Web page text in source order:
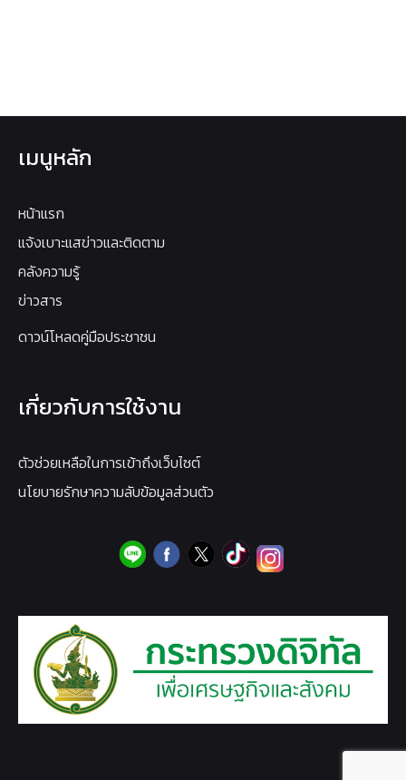
เมนูหลัก
หน้าแรก
แจ้งเบาะแสข่าวและติดตาม
คลังความรู้
ข่าวสาร
ดาวน์โหลดคู่มือประชาชน
เกี่ยวกับการใช้งาน
ตัวช่วยเหลือในการเข้าถึงเว็บไซต์
นโยบายรักษาความลับข้อมูลส่วนตัว